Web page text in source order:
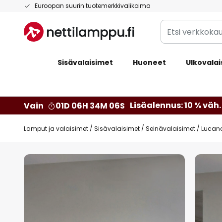
Euroopan suurin tuotemerkkivalikoima
Skip
Content
Etsi
verkkokaupan
Sisävalaisimet Huoneet
Vain 01D 06H 34M 05S Lisäalennus: 10 %
Lamput ja valaisimet Sisävalaisimet Seinävalaisimet
Skip